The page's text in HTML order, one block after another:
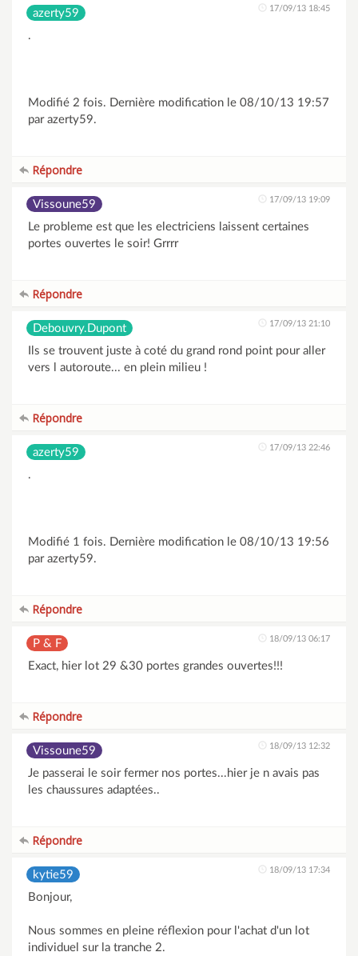
azerty59 17/09/13 18:45
.
Modifié 2 fois. Dernière modification le 08/10/13 19:57
par azerty59.
Répondre
Vissoune59 17/09/13 19:09
Le probleme est que les electriciens laissent certaines
portes ouvertes le soir! Grrrr
Répondre
Debouvry.Dupont 17/09/13 21:10
Ils se trouvent juste à coté du grand rond point pour aller
vers l autoroute... en plein milieu !
Répondre
azerty59 17/09/13 22:46
.
Modifié 1 fois. Dernière modification le 08/10/13 19:56
par azerty59.
Répondre
P & F 18/09/13 06:17
Exact, hier lot 29 &30 portes grandes ouvertes!!!
Répondre
Vissoune59 18/09/13 12:32
Je passerai le soir fermer nos portes...hier je n avais pas
les chaussures adaptées..
Répondre
kytie59 18/09/13 17:34
Bonjour,
Nous sommes en pleine réflexion pour l'achat d'un lot
individuel sur la tranche 2.